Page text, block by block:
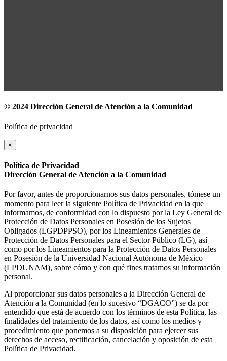
© 2024 Dirección General de Atención a la Comunidad
Política de privacidad
×
Política de Privacidad
Dirección General de Atención a la Comunidad
Por favor, antes de proporcionarnos sus datos personales, tómese un
momento para leer la siguiente Política de Privacidad en la que
informamos, de conformidad con lo dispuesto por la Ley General de
Protección de Datos Personales en Posesión de los Sujetos
Obligados (LGPDPPSO), por los Lineamientos Generales de
Protección de Datos Personales para el Sector Público (LG), así
como por los Lineamientos para la Protección de Datos Personales
en Posesión de la Universidad Nacional Autónoma de México
(LPDUNAM), sobre cómo y con qué fines tratamos su información
personal.
Al proporcionar sus datos personales a la Dirección General de
Atención a la Comunidad (en lo sucesivo “DGACO”) se da por
entendido que está de acuerdo con los términos de esta Política, las
finalidades del tratamiento de los datos, así como los medios y
procedimiento que ponemos a su disposición para ejercer sus
derechos de acceso, rectificación, cancelación y oposición de esta
Política de Privacidad.